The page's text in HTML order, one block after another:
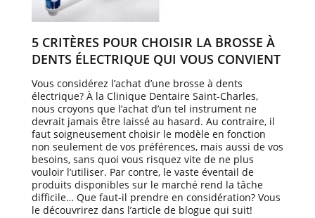
5 CRITÈRES POUR CHOISIR LA BROSSE À
DENTS ÉLECTRIQUE QUI VOUS CONVIENT
Vous considérez l’achat d’une brosse à dents
électrique? À la Clinique Dentaire Saint-Charles,
nous croyons que l’achat d’un tel instrument ne
devrait jamais être laissé au hasard. Au contraire, il
faut soigneusement choisir le modèle en fonction
non seulement de vos préférences, mais aussi de vos
besoins, sans quoi vous risquez vite de ne plus
vouloir l’utiliser. Par contre, le vaste éventail de
produits disponibles sur le marché rend la tâche
difficile… Que faut-il prendre en considération? Vous
le découvrirez dans l’article de blogue qui suit!